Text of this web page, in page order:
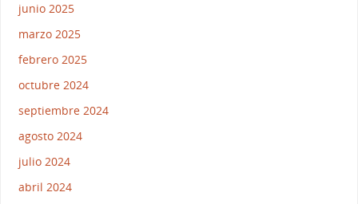
junio 2025
marzo 2025
febrero 2025
octubre 2024
septiembre 2024
agosto 2024
julio 2024
abril 2024